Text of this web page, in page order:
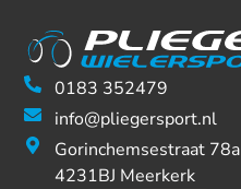
0183 352479
info@pliegersport.nl
Gorinchemsestraat 78a
4231BJ Meerkerk